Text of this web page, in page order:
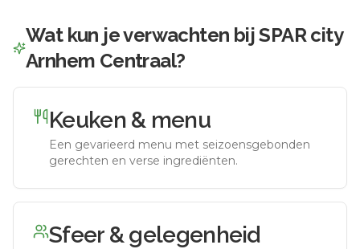
Wat kun je verwachten bijSPAR city
Arnhem Centraal?
Keuken & menu
Een gevarieerd menu met seizoensgebonden
gerechten en verse ingrediënten.
Sfeer & gelegenheid